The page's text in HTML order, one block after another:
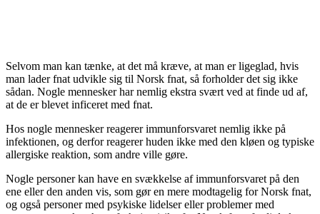
Selvom man kan tænke, at det må kræve, at man er ligeglad, hvis
man lader fnat udvikle sig til Norsk fnat, så forholder det sig ikke
sådan. Nogle mennesker har nemlig ekstra svært ved at finde ud af,
at de er blevet inficeret med fnat.
Hos nogle mennesker reagerer immunforsvaret nemlig ikke på
infektionen, og derfor reagerer huden ikke med den kløen og typiske
allergiske reaktion, som andre ville gøre.
Nogle personer kan have en svækkelse af immunforsvaret på den
ene eller den anden vis, som gør en mere modtagelig for Norsk fnat,
og også personer med psykiske lidelser eller problemer med